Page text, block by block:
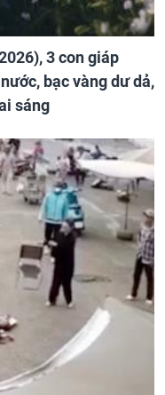
3 con giáp
bạc vàng dư dả,
sáng